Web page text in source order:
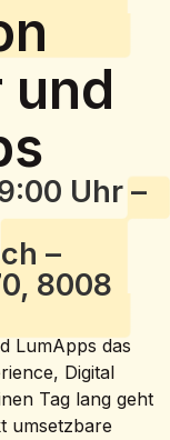
und
Uhr –
–
8008
LumApps das
Digital
Tag lang geht
umsetzbare